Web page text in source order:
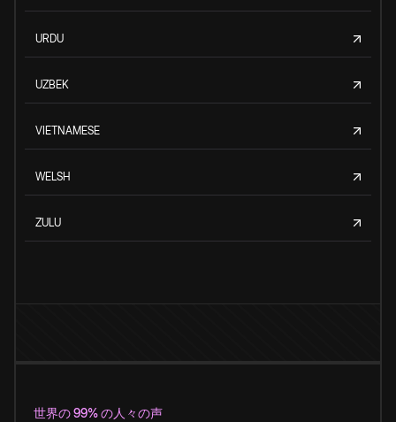
URDU
UZBEK
VIETNAMESE
WELSH
ZULU
世界の 99% の人々の声